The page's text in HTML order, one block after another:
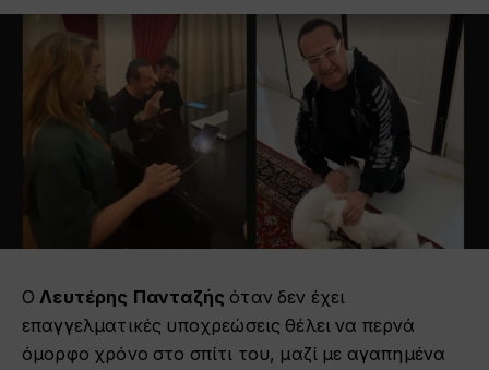
Ο Λευτέρης Πανταζής όταν δεν έχει
επαγγελματικές υποχρεώσεις θέλει να περνά
όμορφο χρόνο στο σπίτι του, μαζί με αγαπημένα